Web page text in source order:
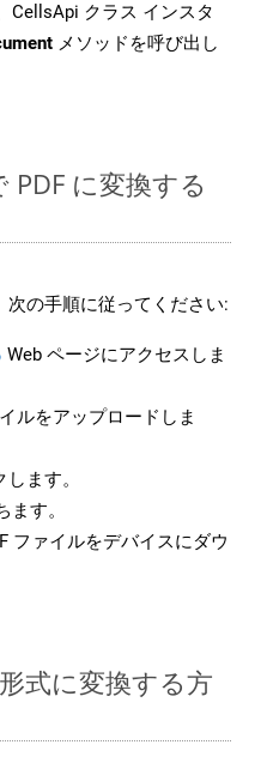
CellsApi クラス インスタ
メソッドを呼び出し
PDF に変換する
次の手順に従ってください:
Web ページにアクセスしま
ルをアップロードしま
ます。
す。
ファイルをデバイスにダウ
式に変換する方